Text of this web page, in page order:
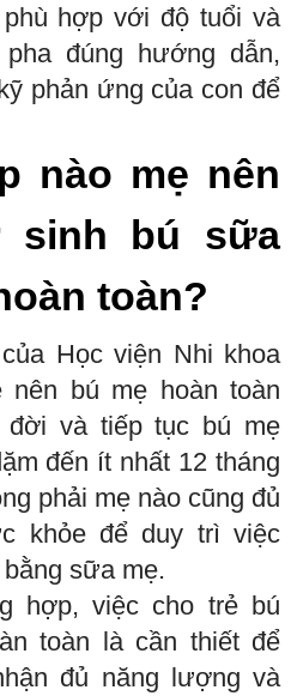
hợp với độ tuổi và
đúng hướng dẫn,
phản ứng của con để
nào mẹ nên
sinh bú sữa
toàn?
Học viện Nhi khoa
nên bú mẹ hoàn toàn
đời và tiếp tục bú mẹ
đến ít nhất 12 tháng
phải mẹ nào cũng đủ
khỏe để duy trì việc
sữa mẹ.
hợp, việc cho trẻ bú
toàn là cần thiết để
đủ năng lượng và